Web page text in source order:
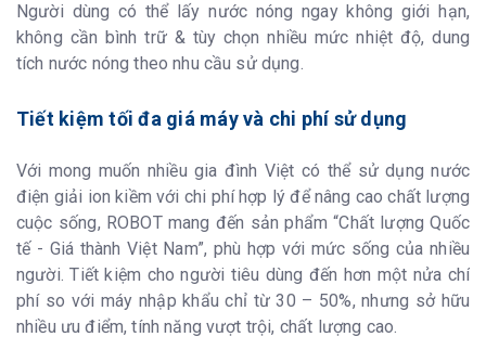
Người dùng có thể lấy nước nóng ngay không giới hạn,
không cần bình trữ & tùy chọn nhiều mức nhiệt độ, dung
tích nước nóng theo nhu cầu sử dụng.
Tiết kiệm tối đa giá máy và chi phí sử dụng
Với mong muốn nhiều gia đình Việt có thể sử dụng nước
điện giải ion kiềm với chi phí hợp lý để nâng cao chất lượng
cuộc sống, ROBOT mang đến sản phẩm “Chất lượng Quốc
tế - Giá thành Việt Nam”, phù hợp với mức sống của nhiều
người. Tiết kiệm cho người tiêu dùng đến hơn một nửa chí
phí so với máy nhập khẩu chỉ từ 30 – 50%, nhưng sở hữu
nhiều ưu điểm, tính năng vượt trội, chất lượng cao.